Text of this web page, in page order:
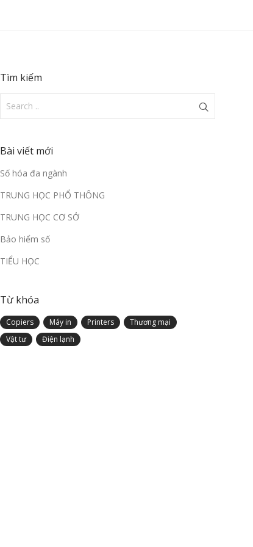
Tìm kiếm
Bài viết mới
Số hóa đa ngành
TRUNG HỌC PHỔ THÔNG
TRUNG HỌC CƠ SỞ
Bảo hiểm số
TIỂU HỌC
Từ khóa
Copiers Máy in Printers
Thương mại
Vật tư
Điện lạnh